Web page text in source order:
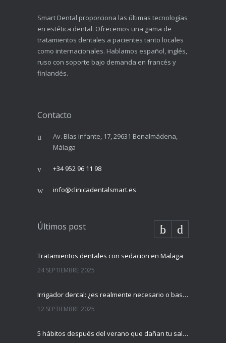
Smart Dental proporciona las últimas tecnologías
en estética dental. Ofrecemos una gama de
tratamientos dentales a pacientes tanto locales
como internacionales. Hablamos español, inglés,
ruso con soporte bajo demanda en francés y
finlandés.
Contacto
Av. Blas Infante, 17, 29631 Benalmádena,
Málaga
+34 952 96 11 98
info@clinicadentalsmart.es
Últimos post
Tratamientos dentales con sedacion en Malaga
24 SEPTIEMBRE 2025
Irrigador dental: ¿es realmente necesario o basta con el cepillo?
12 SEPTIEMBRE 2025
5 hábitos después del verano que dañan tu salud dental (y cómo evitarlos)